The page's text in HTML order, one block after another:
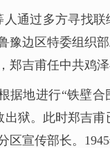
通过多方寻找
豫边区特委组织
郑吉甫任中共鸡泽
据地进行“铁壁
狱。此时郑吉
宣传部长。